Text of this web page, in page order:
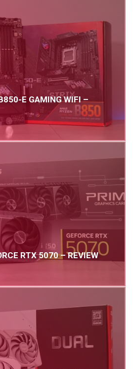
E GAMING WIFI –
RTX 5070 – REVIEW